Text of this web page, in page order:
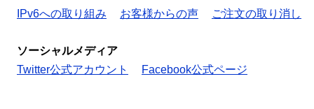
IPv6への取り組み
お客様からの声 ご注文の取り消し
ソーシャルメディア
Twitter公式アカウント
Facebook公式ページ